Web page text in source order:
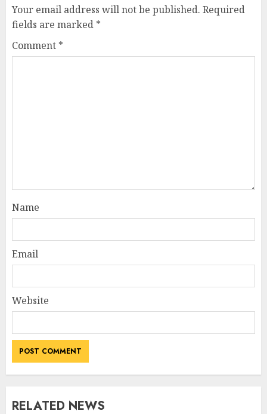
Your email address will not be published. Required
fields are marked *
Comment *
Name
Email
Website
RELATED NEWS